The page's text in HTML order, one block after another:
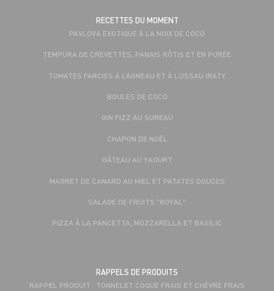
RECETTES DU MOMENT
PAVLOVA EXOTIQUE À LA NOIX DE COCO
TEMPURA DE CREVETTES, PANAIS RÔTIS ET EN PURÉE
TOMATES FARCIES À L’AGNEAU ET À L’OSSAU IRATY
BOULES DE COCO
GIN FIZZ AU SUREAU
CHAPON DE NOËL
GÂTEAU AU YAOURT
MAGRET DE CANARD AU MIEL ET PATATES DOUCES
SALADE DE FRUITS "ROYAL"
PIZZA À LA PANCETTA, MOZZARELLA ET BASILIC
RAPPELS DE PRODUITS
RAPPEL PRODUIT : TONNELET COQUE FRAIS ET CHÈVRE FRAIS